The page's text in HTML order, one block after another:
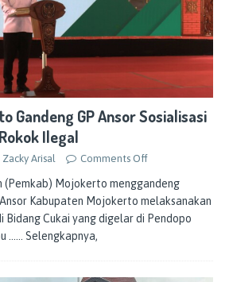
Gandeng GP Ansor Sosialisasi
Ilegal
Zacky Arisal Comments Off
(Pemkab) Mojokerto menggandeng
Kabupaten Mojokerto melaksanakan
Bidang Cukai yang digelar di Pendopo
…… Selengkapnya,